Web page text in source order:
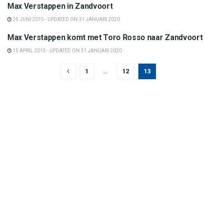
Max Verstappen in Zandvoort
25 JUNI 2015 - UPDATED ON 31 JANUARI 2020
Max Verstappen komt met Toro Rosso naar Zandvoort
15 APRIL 2015 - UPDATED ON 31 JANUARI 2020
1 … 12 13